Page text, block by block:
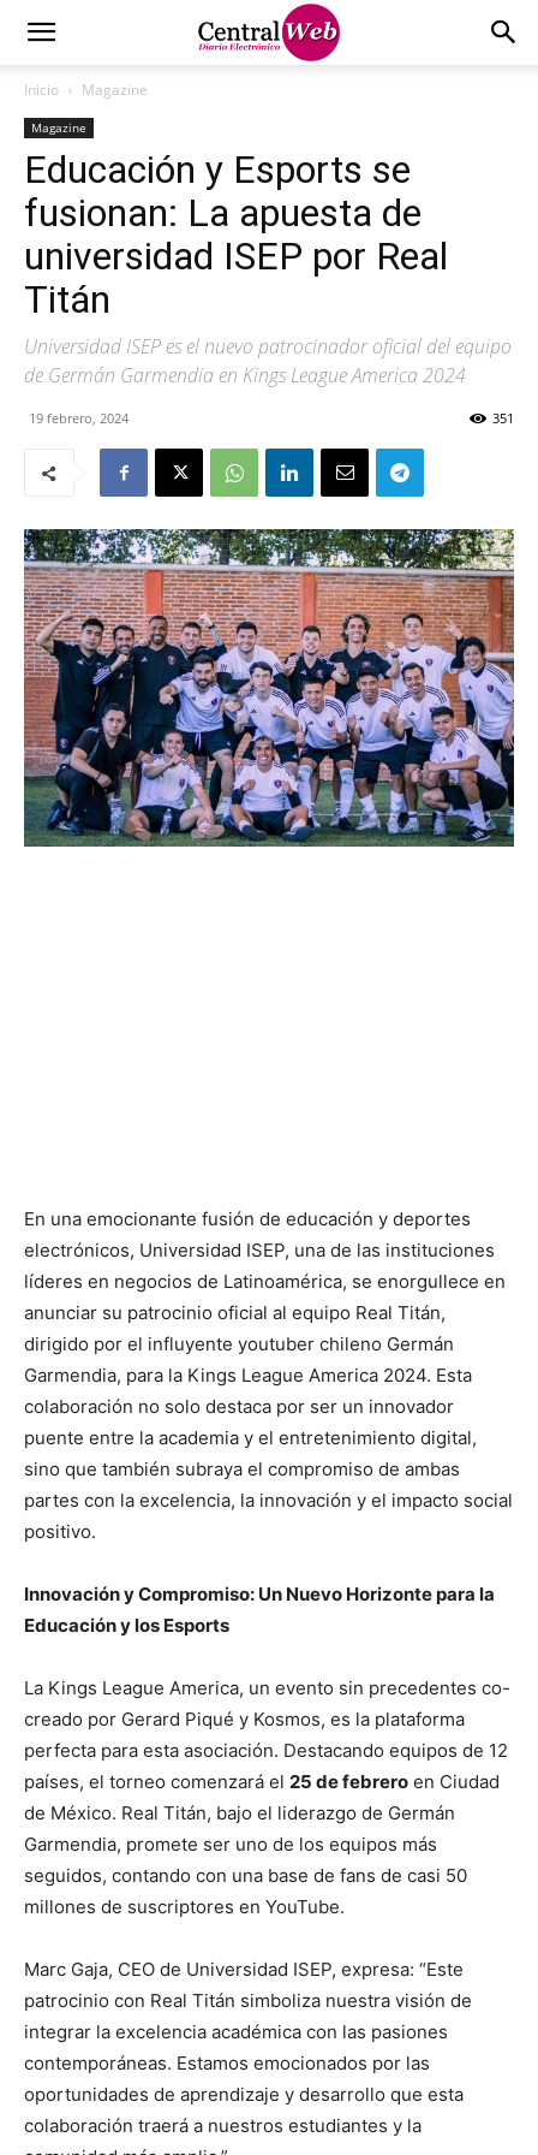
Inicio Magazine
Magazine
Educación y Esports se
fusionan: La apuesta de
universidad ISEP por Real
Titán
Universidad ISEP es el nuevo patrocinador oficial del equipo
de Germán Garmendia en Kings League America 2024
19 febrero, 2024 351
En una emocionante fusión de educación y deportes
electrónicos, Universidad ISEP, una de las instituciones
líderes en negocios de Latinoamérica, se enorgullece en
anunciar su patrocinio oficial al equipo Real Titán,
dirigido por el influyente youtuber chileno Germán
Garmendia, para la Kings League America 2024. Esta
colaboración no solo destaca por ser un innovador
puente entre la academia y el entretenimiento digital,
sino que también subraya el compromiso de ambas
partes con la excelencia, la innovación y el impacto social
positivo.
Innovación y Compromiso: Un Nuevo Horizonte para la
Educación y los Esports
La Kings League America, un evento sin precedentes co-
creado por Gerard Piqué y Kosmos, es la plataforma
perfecta para esta asociación. Destacando equipos de 12
países, el torneo comenzará el 25 de febrero en Ciudad
de México. Real Titán, bajo el liderazgo de Germán
Garmendia, promete ser uno de los equipos más
seguidos, contando con una base de fans de casi 50
millones de suscriptores en YouTube.
Marc Gaja, CEO de Universidad ISEP, expresa: “Este
patrocinio con Real Titán simboliza nuestra visión de
integrar la excelencia académica con las pasiones
contemporáneas. Estamos emocionados por las
oportunidades de aprendizaje y desarrollo que esta
colaboración traerá a nuestros estudiantes y la